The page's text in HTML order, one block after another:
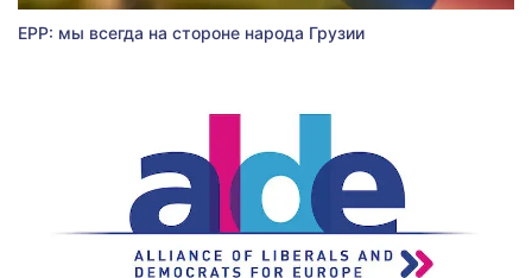
EPP: мы всегда на стороне народа Грузии